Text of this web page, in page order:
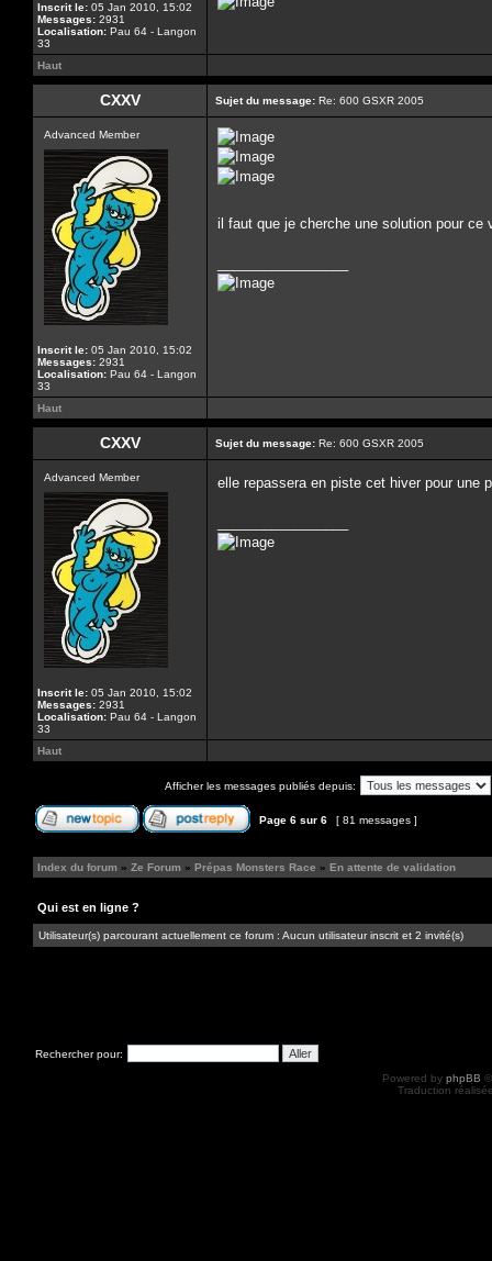
Inscrit le: 05 Jan 2010, 15:02
Messages: 2931
Localisation: Pau 64 - Langon
33
Haut
CXXV Sujet du message: Re: 600 GSXR 2005
Advanced Member
Inscrit le: 05 Jan 2010, 15:02
Messages: 2931
Localisation: Pau 64 - Langon
33
il faut que je cherche une solution pour ce
Haut
CXXV Sujet du message: Re: 600 GSXR 2005
Advanced Member
Inscrit le: 05 Jan 2010, 15:02
Messages: 2931
Localisation: Pau 64 - Langon
33
elle repassera en piste cet hiver pour une
Haut
Afficher les messages publiés depuis:
Page 6 sur 6 [ 81 messages ]
Index du forum » Ze Forum » Prépas Monsters Race » En attente de validation
Qui est en ligne ?
Utilisateur(s) parcourant actuellement ce forum : Aucun utilisateur inscrit et 2 invité(s)
Rechercher pour:
Powered by phpBB
Traduction